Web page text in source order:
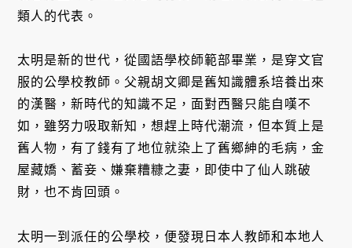
類人的代表。
太明是新的世代，從國語學校師範部畢業，是穿文官
服的公學校教師。父親胡文卿是舊知識體系培養出來
的漢醫，新時代的知識不足，面對西醫只能自嘆不
如，雖努力吸取新知，想趕上時代潮流，但本質上是
舊人物，有了錢有了地位就染上了舊鄉紳的毛病，金
屋藏嬌、蓄妾、嫌棄糟糠之妻，即使中了仙人跳破
財，也不肯回頭。
太明一到派任的公學校，便發現日本人教師和本地人